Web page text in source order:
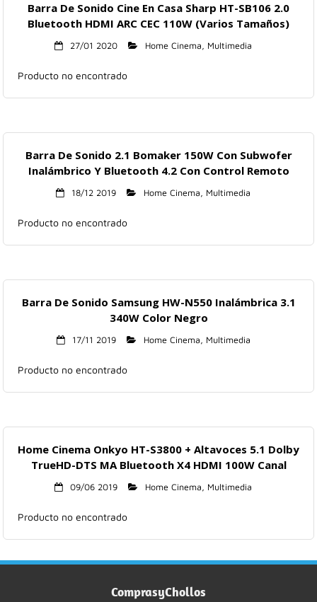
Barra De Sonido Cine En Casa Sharp HT-SB106 2.0
Bluetooth HDMI ARC CEC 110W (Varios Tamaños)
27/01 2020 Home Cinema, Multimedia
Producto no encontrado
Barra De Sonido 2.1 Bomaker 150W Con Subwofer
Inalámbrico Y Bluetooth 4.2 Con Control Remoto
18/12 2019 Home Cinema, Multimedia
Producto no encontrado
Barra De Sonido Samsung HW-N550 Inalámbrica 3.1
340W Color Negro
17/11 2019 Home Cinema, Multimedia
Producto no encontrado
Home Cinema Onkyo HT-S3800 + Altavoces 5.1 Dolby
TrueHD-DTS MA Bluetooth X4 HDMI 100W Canal
09/06 2019 Home Cinema, Multimedia
Producto no encontrado
ComprasyChollos